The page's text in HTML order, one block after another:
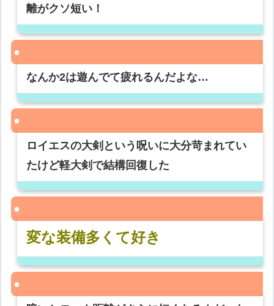
離がクソ短い！
なんか2は遊んでて疲れるんだよな…
ロイエスの大剣という呪いに大分苛まれてい
たけど軽大剣で結構回復した
変な装備多くて好き